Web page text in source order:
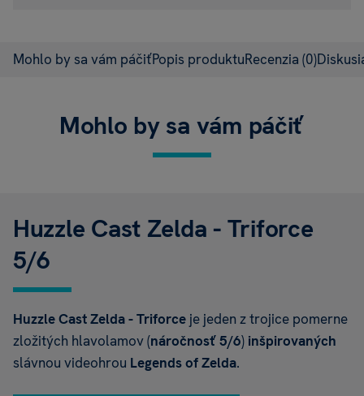
Mohlo by sa vám páčiťPopis produktuRecenzia (0)
Mohlo by sa vám páčiť
Huzzle Cast Zelda - Triforce
5/6
Huzzle Cast Zelda - Triforce je jeden z trojice pomerne
zložitých hlavolamov (náročnosť 5/6) inšpirovaných
slávnou videohrou Legends of Zelda.